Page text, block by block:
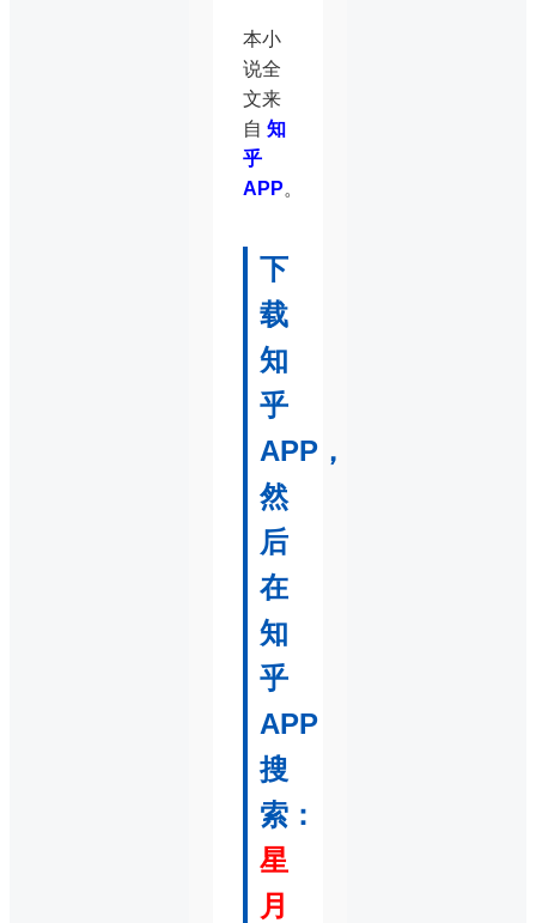
本小
说全
文来
自 知
乎
APP。
下
载
知
乎
APP，
然
后
在
知
乎
APP
搜
索：
星
月